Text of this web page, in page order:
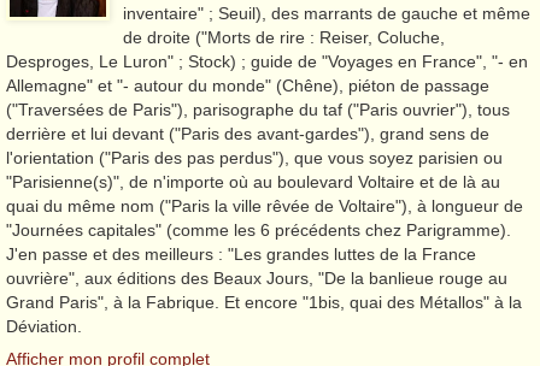
inventaire" ; Seuil), des marrants de gauche et même
de droite ("Morts de rire : Reiser, Coluche,
Desproges, Le Luron" ; Stock) ; guide de "Voyages en France", "- en
Allemagne" et "- autour du monde" (Chêne), piéton de passage
("Traversées de Paris"), parisographe du taf ("Paris ouvrier"), tous
derrière et lui devant ("Paris des avant-gardes"), grand sens de
l'orientation ("Paris des pas perdus"), que vous soyez parisien ou
"Parisienne(s)", de n'importe où au boulevard Voltaire et de là au
quai du même nom ("Paris la ville rêvée de Voltaire"), à longueur de
"Journées capitales" (comme les 6 précédents chez Parigramme).
J'en passe et des meilleurs : "Les grandes luttes de la France
ouvrière", aux éditions des Beaux Jours, "De la banlieue rouge au
Grand Paris", à la Fabrique. Et encore "1bis, quai des Métallos" à la
Déviation.
Afficher mon profil complet